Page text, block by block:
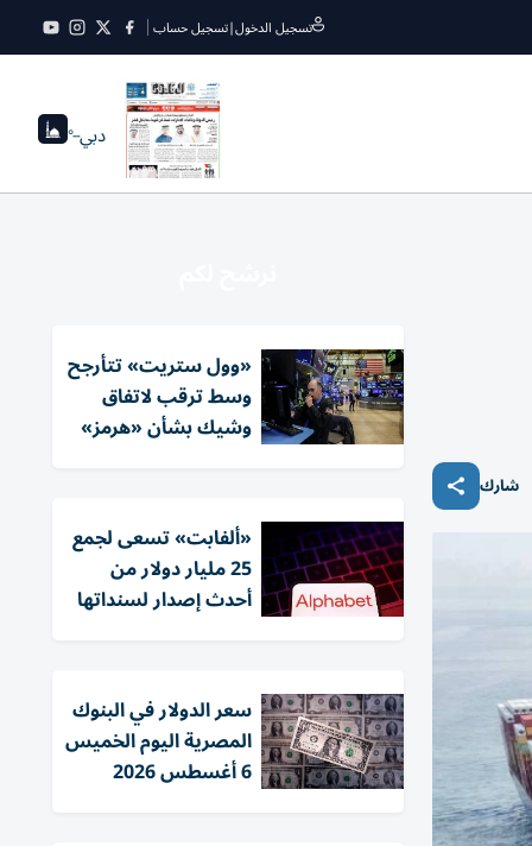
تسجيل الدخول|تسجيل حساب
دبي--°
شارك
«وول ستريت» تتأرجح
وسط ترقب لاتفاق
وشيك بشأن «هرمز»
«ألفابت» تسعى لجمع
25 مليار دولار من
أحدث إصدار لسنداتها
سعر الدولار في البنوك
المصرية اليوم الخميس
6 أغسطس 2026